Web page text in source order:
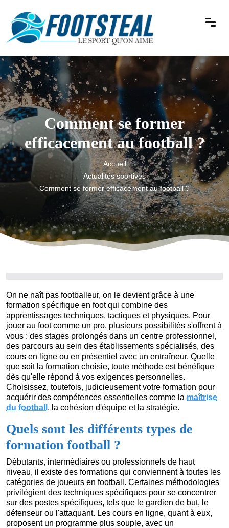
Comment se former
efficacement au football ?
Accueil
Actualités sportives
Comment se former efficacement au football ?
On ne naît pas footballeur, on le devient grâce à une
formation spécifique en foot qui combine des
apprentissages techniques, tactiques et physiques. Pour
jouer au foot comme un pro, plusieurs possibilités s'offrent à
vous : des stages prolongés dans un centre professionnel,
des parcours au sein des établissements spécialisés, des
cours en ligne ou en présentiel avec un entraîneur. Quelle
que soit la formation choisie, toute méthode est bénéfique
dès qu'elle répond à vos exigences personnelles.
Choisissez, toutefois, judicieusement votre formation pour
acquérir des compétences essentielles comme la maîtrise
du football , la cohésion d'équipe et la stratégie.
Quels sont les différents types de
formation football ?
Débutants, intermédiaires ou professionnels de haut
niveau, il existe des formations qui conviennent à toutes les
catégories de joueurs en football. Certaines méthodologies
privilégient des techniques spécifiques pour se concentrer
sur des postes spécifiques, tels que le gardien de but, le
défenseur ou l'attaquant. Les cours en ligne, quant à eux,
proposent un programme plus souple, avec un